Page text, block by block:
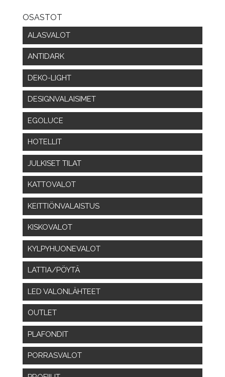
OSASTOT
ALASVALOT
ANTIDARK
DEKO-LIGHT
DESIGNVALAISIMET
EGOLUCE
HOTELLIT
JULKISET TILAT
KATTOVALOT
KEITTIÖNVALAISTUS
KISKOVALOT
KYLPYHUONEVALOT
LATTIA/PÖYTÄ
LED VALONLÄHTEET
OUTLET
PLAFONDIT
PORRASVALOT